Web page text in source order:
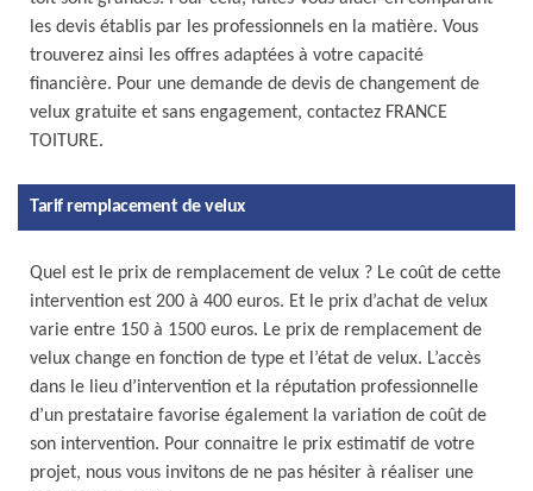
les devis établis par les professionnels en la matière. Vous
trouverez ainsi les offres adaptées à votre capacité
financière. Pour une demande de devis de changement de
velux gratuite et sans engagement, contactez FRANCE
TOITURE.
Tarif remplacement de velux
Quel est le prix de remplacement de velux ? Le coût de cette
intervention est 200 à 400 euros. Et le prix d’achat de velux
varie entre 150 à 1500 euros. Le prix de remplacement de
velux change en fonction de type et l’état de velux. L’accès
dans le lieu d’intervention et la réputation professionnelle
d’un prestataire favorise également la variation de coût de
son intervention. Pour connaitre le prix estimatif de votre
projet, nous vous invitons de ne pas hésiter à réaliser une